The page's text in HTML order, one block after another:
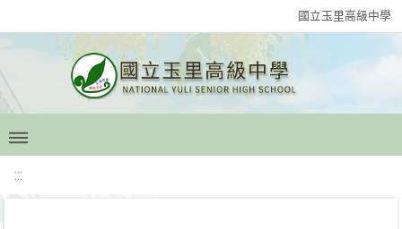
國立玉里高級中學
:::